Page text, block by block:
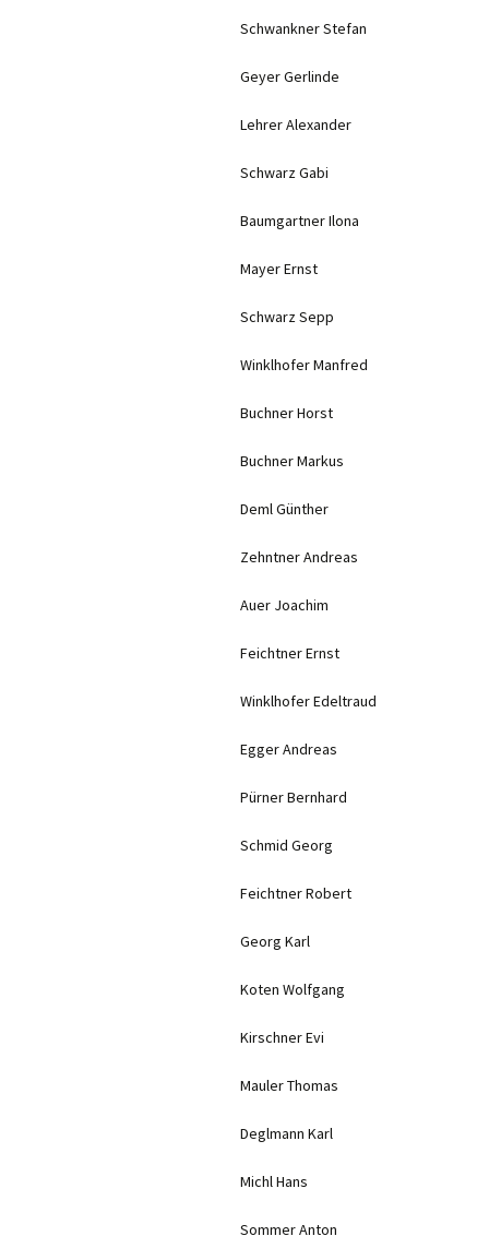
Schwankner Stefan
Geyer Gerlinde
Lehrer Alexander
Schwarz Gabi
Baumgartner Ilona
Mayer Ernst
Schwarz Sepp
Winklhofer Manfred
Buchner Horst
Buchner Markus
Deml Günther
Zehntner Andreas
Auer Joachim
Feichtner Ernst
Winklhofer Edeltraud
Egger Andreas
Pürner Bernhard
Schmid Georg
Feichtner Robert
Georg Karl
Koten Wolfgang
Kirschner Evi
Mauler Thomas
Deglmann Karl
Michl Hans
Sommer Anton